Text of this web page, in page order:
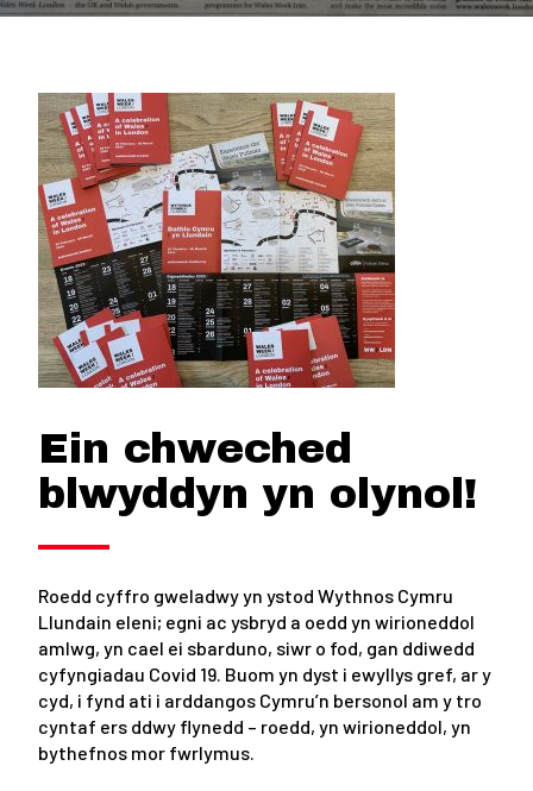
Ein chweched
blwyddyn yn olynol!
Roedd cyffro gweladwy yn ystod Wythnos Cymru
Llundain eleni; egni ac ysbryd a oedd yn wirioneddol
amlwg, yn cael ei sbarduno, siwr o fod, gan ddiwedd
cyfyngiadau Covid 19. Buom yn dyst i ewyllys gref, ar y
cyd, i fynd ati i arddangos Cymru’n bersonol am y tro
cyntaf ers ddwy flynedd – roedd, yn wirioneddol, yn
bythefnos mor fwrlymus.